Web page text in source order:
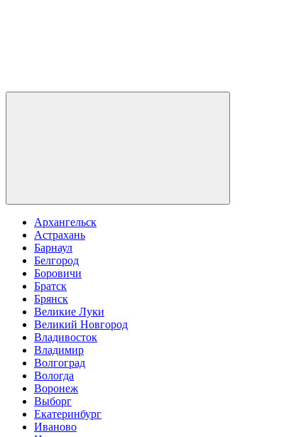
Архангельск
Астрахань
Барнаул
Белгород
Боровичи
Братск
Брянск
Великие Луки
Великий Новгород
Владивосток
Владимир
Волгоград
Вологда
Воронеж
Выборг
Екатеринбург
Иваново